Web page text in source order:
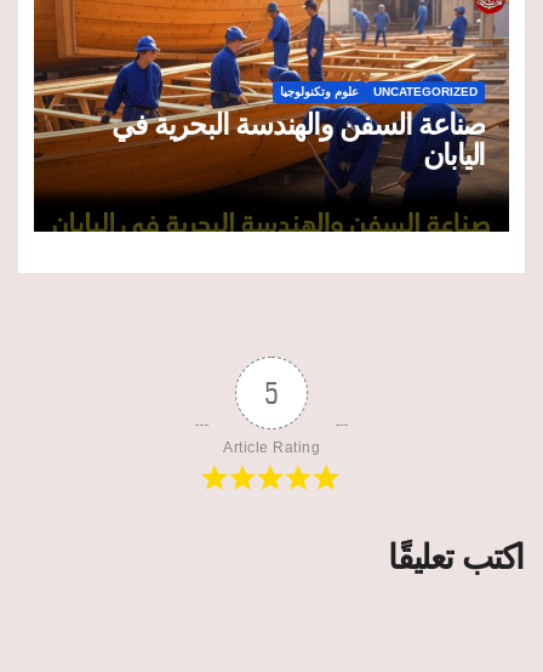
UNCATEGORIZED علوم وتكنولوجيا
صناعة السفن والهندسة البحرية في
اليابان
5
Article Rating
اكتب تعليقًا